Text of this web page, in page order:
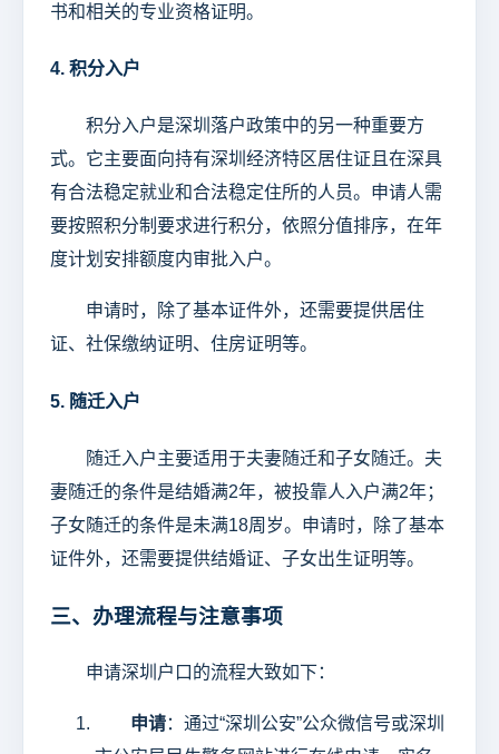
书和相关的专业资格证明。
4. 积分入户
积分入户是深圳落户政策中的另一种重要方
式。它主要面向持有深圳经济特区居住证且在深具
有合法稳定就业和合法稳定住所的人员。申请人需
要按照积分制要求进行积分，依照分值排序，在年
度计划安排额度内审批入户。
申请时，除了基本证件外，还需要提供居住
证、社保缴纳证明、住房证明等。
5. 随迁入户
随迁入户主要适用于夫妻随迁和子女随迁。夫
妻随迁的条件是结婚满2年，被投靠人入户满2年；
子女随迁的条件是未满18周岁。申请时，除了基本
证件外，还需要提供结婚证、子女出生证明等。
三、办理流程与注意事项
申请深圳户口的流程大致如下：
申请：通过“深圳公安”公众微信号或深圳